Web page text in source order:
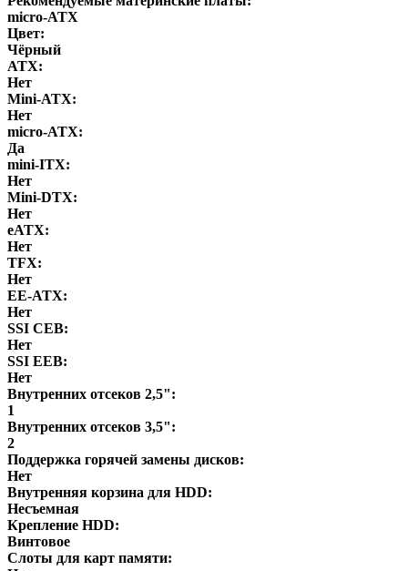
micro-ATX
Цвет:
Чёрный
ATX:
Нет
Mini-ATX:
Нет
micro-ATX:
Да
mini-ITX:
Нет
Mini-DTX:
Нет
eATX:
Нет
ТFХ:
Нет
EE-ATX:
Нет
SSI CEB:
Нет
SSI EEB:
Нет
Внутренних отсеков 2,5":
1
Внутренних отсеков 3,5":
2
Поддержка горячей замены дисков:
Нет
Внутренняя корзина для HDD:
Несъемная
Крепление HDD:
Винтовое
Слоты для карт памяти: